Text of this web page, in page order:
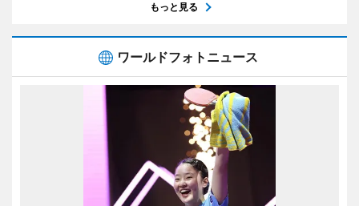
もっと見る
ワールドフォトニュース